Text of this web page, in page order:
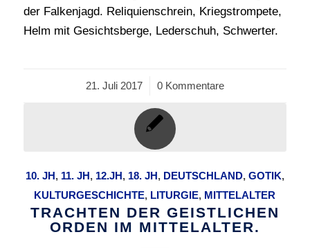
der Falkenjagd. Reliquienschrein, Kriegstrompete,
Helm mit Gesichtsberge, Lederschuh, Schwerter.
21. Juli 2017
/ 0 Kommentare
10. JH, 11. JH, 12.JH, 18. JH, DEUTSCHLAND, GOTIK,
KULTURGESCHICHTE, LITURGIE, MITTELALTER
TRACHTEN DER GEISTLICHEN
ORDEN IM MITTELALTER.